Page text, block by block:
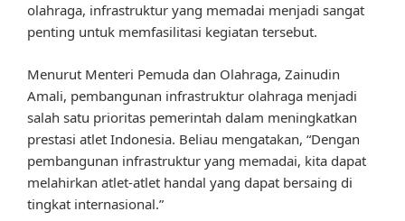
olahraga, infrastruktur yang memadai menjadi sangat
penting untuk memfasilitasi kegiatan tersebut.
Menurut Menteri Pemuda dan Olahraga, Zainudin
Amali, pembangunan infrastruktur olahraga menjadi
salah satu prioritas pemerintah dalam meningkatkan
prestasi atlet Indonesia. Beliau mengatakan, “Dengan
pembangunan infrastruktur yang memadai, kita dapat
melahirkan atlet-atlet handal yang dapat bersaing di
tingkat internasional.”